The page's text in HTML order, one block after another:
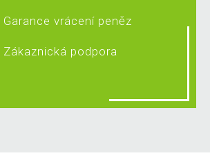
Garance vrácení peněz
Zákaznická podpora